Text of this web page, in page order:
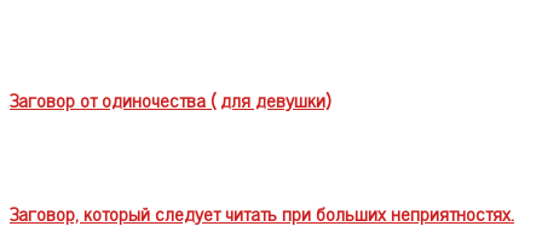
Заговор от одиночества ( для девушки)
Заговор, который следует читать при больших неприятностях.